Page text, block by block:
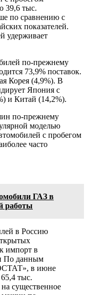
39,6 тыс.
по сравнению с
показателей.
удерживает
по-прежнему
73,9% поставок.
Корея (4,9%). В
Япония с
и Китай (14,2%).
по-прежнему
моделью
с пробегом
часто
ГАЗ в
работы
в Россию
импорт в
По данным
в июне
тыс.
существенное